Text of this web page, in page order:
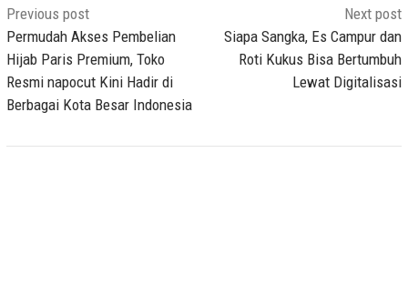
Post
navigation
Previous post
Permudah Akses Pembelian
Hijab Paris Premium, Toko
Resmi napocut Kini Hadir di
Berbagai Kota Besar Indonesia
Next post
Siapa Sangka, Es Campur dan
Roti Kukus Bisa Bertumbuh
Lewat Digitalisasi